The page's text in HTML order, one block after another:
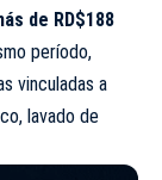
de RD$188
período,
vinculadas a
lavado de